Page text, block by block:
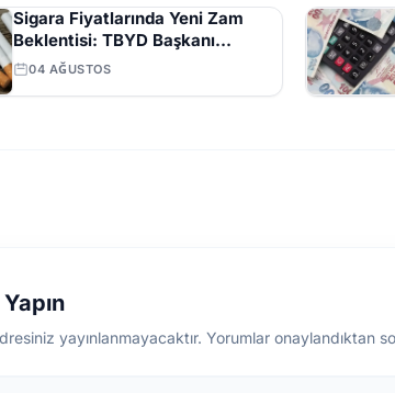
Sigara Fiyatlarında Yeni Zam
Beklentisi: TBYD Başkanı
Ağustos Ayını İşaret Etti
04 AĞUSTOS
yayınlanmayacaktır. Yorumlar onaylandıktan